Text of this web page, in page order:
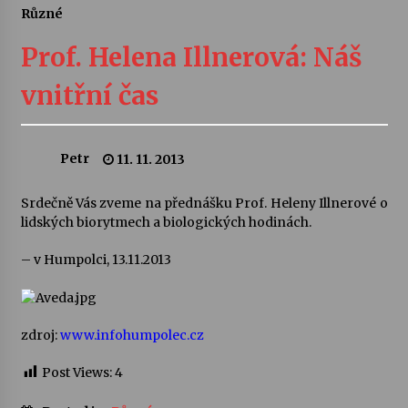
Sukuba Ensemble
4. 8. 2026
kapkou
Veselí muzikanti
30. 7. 2026
Různé
Prof. Helena Illnerová: Náš
vnitřní čas
Petr 11. 11. 2013
Srdečně Vás zveme na přednášku Prof. Heleny Illnerové o
lidských biorytmech a biologických hodinách.
– v Humpolci, 13.11.2013
zdroj:www.infohumpolec.cz
Post Views:4